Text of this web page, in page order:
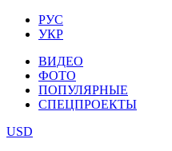
РУС
УКР
ВИДЕО
ФОТО
ПОПУЛЯРНЫЕ
СПЕЦПРОЕКТЫ
USD